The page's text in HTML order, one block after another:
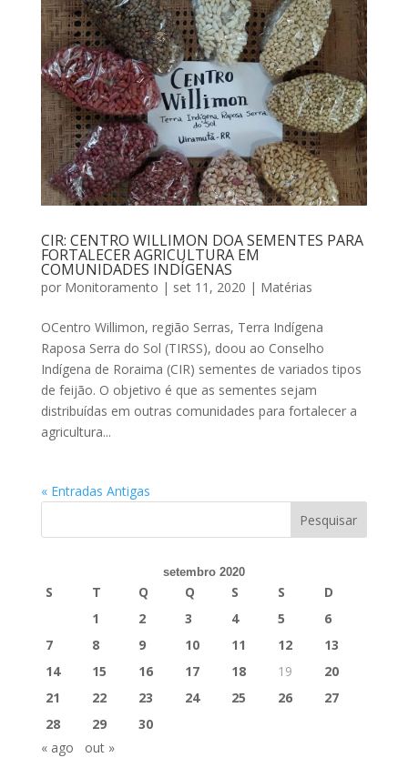
CIR: CENTRO WILLIMON DOA SEMENTES PARA
FORTALECER AGRICULTURA EM
COMUNIDADES INDÍGENAS
por Monitoramento | set 11, 2020 | Matérias
OCentro Willimon, região Serras, Terra Indígena
Raposa Serra do Sol (TIRSS), doou ao Conselho
Indígena de Roraima (CIR) sementes de variados tipos
de feijão. O objetivo é que as sementes sejam
distribuídas em outras comunidades para fortalecer a
agricultura...
« Entradas Antigas
setembro 2020
S T Q Q S S
D
1
2 3 4 5
6
7
8 9 10 11 12
13
14
15 16 17 18 19
20
21
22 23 24 25 26
27
28
29
30
« ago
out »